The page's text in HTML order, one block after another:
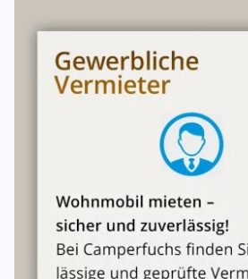
Sollte die Rückgabe durch einen
des Fahrzeuges nicht möglich sein,
mit uns abzusprechen. Ansonsten
zurück gebracht werden.
Die allgemeinen
wie das Übergabeprotokoll/